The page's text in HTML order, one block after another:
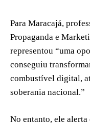
Para Maracajá,
Propaganda e
representou “uma
conseguiu
combustível digital,
soberania nacional.”
No entanto, ele